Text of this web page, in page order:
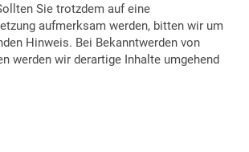
Sie trotzdem auf eine
aufmerksam werden, bitten wir um
Hinweis. Bei Bekanntwerden von
werden wir derartige Inhalte umgehend